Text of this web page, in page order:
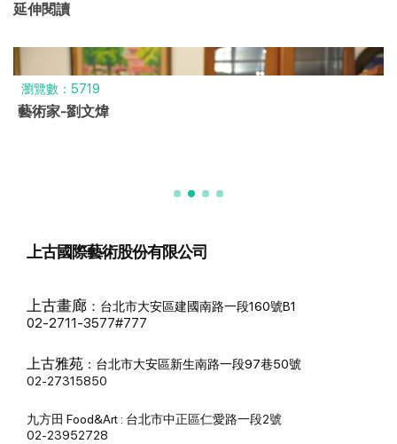
延伸閱讀
瀏覽數：5719
藝術家-劉文煒
上古國際藝術股份有限公司
上古畫廊 ： 台北市大安區建國南路一段160號B1
02-2711-3577#777
上古雅苑 ： 台北市大安區新生南路一段97巷50號
02-27315850
九方田 Food&Art : 台北市中正區仁愛路一段2號
02-23952728